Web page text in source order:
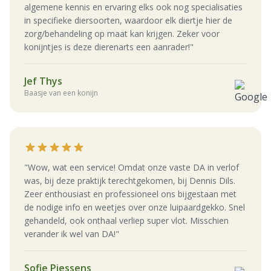
algemene kennis en ervaring elks ook nog specialisaties
in specifieke diersoorten, waardoor elk diertje hier de
zorg/behandeling op maat kan krijgen. Zeker voor
konijntjes is deze dierenarts een aanrader!"
Jef Thys
Baasje van een konijn
"Wow, wat een service! Omdat onze vaste DA in verlof
was, bij deze praktijk terechtgekomen, bij Dennis Dils.
Zeer enthousiast en professioneel ons bijgestaan met
de nodige info en weetjes over onze luipaardgekko. Snel
gehandeld, ook onthaal verliep super vlot. Misschien
verander ik wel van DA!"
Sofie Piessens